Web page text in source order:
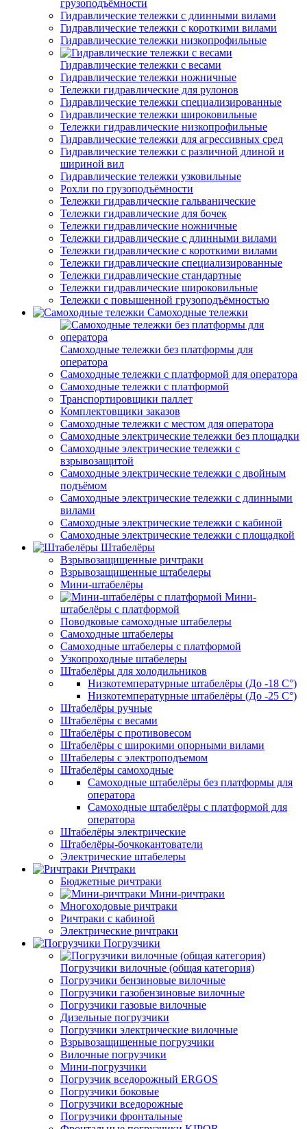
грузоподъёмности
Гидравлические тележки с длинными вилами
Гидравлические тележки с короткими вилами
Гидравлические тележки низкопрофильные
Гидравлические тележки с весами
Гидравлические тележки ножничные
Тележки гидравлические для рулонов
Гидравлические тележки специализированные
Гидравлические тележки широковильные
Тележки гидравлические низкопрофильные
Гидравлические тележки для агрессивных сред
Гидравлические тележки с различной длиной и
шириной вил
Гидравлические тележки узковильные
Рохли по грузоподъёмности
Тележки гидравлические гальванические
Тележки гидравлические для бочек
Тележки гидравлические ножничные
Тележки гидравлические с длинными вилами
Тележки гидравлические с короткими вилами
Тележки гидравлические специализированные
Тележки гидравлические стандартные
Тележки гидравлические широковильные
Тележки с повышенной грузоподъёмностью
Самоходные тележки
Самоходные тележки без платформы для
оператора
Самоходные тележки с платформой для оператора
Самоходные тележки с платформой
Транспортировщики паллет
Комплектовщики заказов
Самоходные тележки с местом для оператора
Самоходные электрические тележки без площадки
Самоходные электрические тележки с
взрывозащитой
Самоходные электрические тележки с двойным
подъёмом
Самоходные электрические тележки с длинными
вилами
Самоходные электрические тележки с кабиной
Самоходные электрические тележки с площадкой
Штабелёры
Взрывозащищенные ричтраки
Взрывозащищенные штабелеры
Мини-штабелёры
Мини-
штабелёры с платформой
Поводковые самоходные штабелеры
Самоходные штабелеры
Самоходные штабелеры с платформой
Узкопроходные штабелеры
Штабелёры для холодильников
Низкотемпературные штабелёры (До -18 C°)
Низкотемпературные штабелёры (До -25 C°)
Штабелёры ручные
Штабелёры с весами
Штабелёры с противовесом
Штабелёры с широкими опорными вилами
Штабелеры с электроподъемом
Штабелёры самоходные
Самоходные штабелёры без платформы для
оператора
Самоходные штабелёры с платформой для
оператора
Штабелёры электрические
Штабелёры-бочкокантователи
Электрические штабелеры
Ричтраки
Бюджетные ричтраки
Мини-ричтраки
Многоходовые ричтраки
Ричтраки с кабиной
Электрические ричтраки
Погрузчики
Погрузчики вилочные (общая категория)
Погрузчики бензиновые вилочные
Погрузчики газобензиновые вилочные
Погрузчики газовые вилочные
Дизельные погрузчики
Погрузчики электрические вилочные
Взрывозащищенные погрузчики
Вилочные погрузчики
Мини-погрузчики
Погрузчик вседорожный ERGOS
Погрузчики боковые
Погрузчики вседорожные
Погрузчики фронтальные